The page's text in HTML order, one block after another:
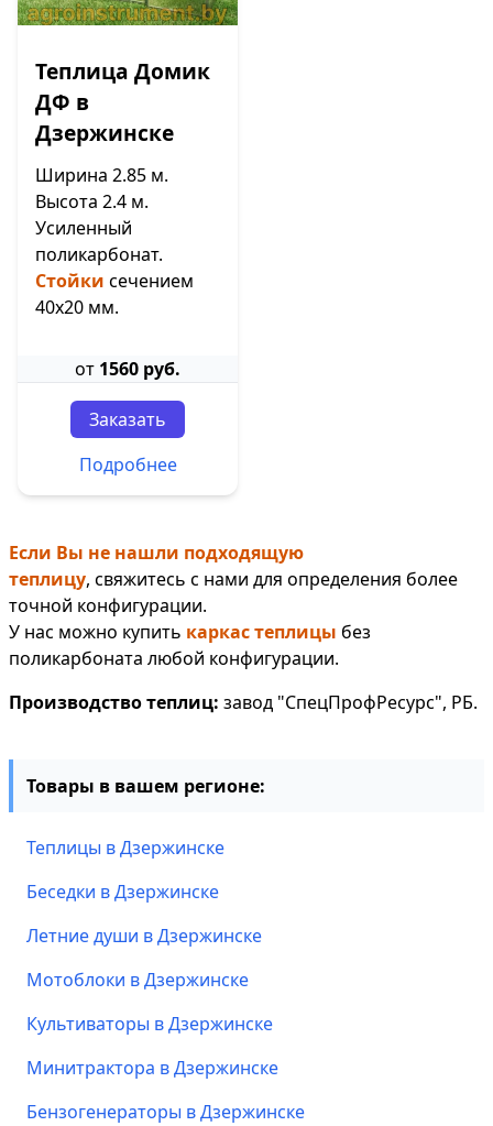
Теплица Домик
ДФ в
Дзержинске
Ширина 2.85 м.
Высота 2.4 м.
Усиленный
поликарбонат.
Стойки сечением
40х20 мм.
от 1560 руб.
Заказать
Подробнее
Если Вы не нашли подходящую
теплицу, свяжитесь с нами для определения более
точной конфигурации.
У нас можно купить каркас теплицы без
поликарбоната любой конфигурации.
Производство теплиц: завод "СпецПрофРесурс", РБ.
Товары в вашем регионе:
Теплицы в Дзержинске
Беседки в Дзержинске
Летние души в Дзержинске
Мотоблоки в Дзержинске
Культиваторы в Дзержинске
Минитрактора в Дзержинске
Бензогенераторы в Дзержинске